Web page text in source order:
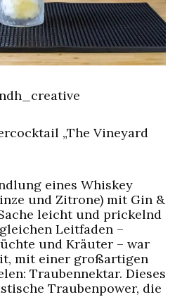
„The Vineyard
eines Whiskey
und Zitrone) mit Gin &
leicht und prickelnd
Leitfaden –
und Kräuter – war
mit einer großartigen
Traubennektar. Dieses
Traubenpower, die